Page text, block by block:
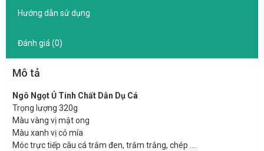
Hướng dẫn sử dụng
Đánh giá (0)
Mô tả
Ngô Ngọt Ủ Tinh Chất Dẫn Dụ Cá
Trọng lượng 320g
Màu vàng vị mật ong
Màu xanh vị cỏ mía
Móc trực tiếp câu cá trắm đen, trắm trắng, chép ….